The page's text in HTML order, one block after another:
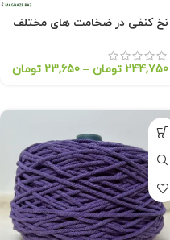
نخ کنفی در ضخامت های مختلف
244,750 تومان –
23,650 تومان